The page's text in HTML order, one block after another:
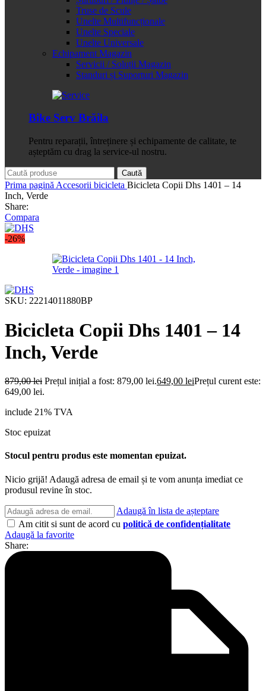
Truse de Scule
Unelte Multifuncționale
Unelte Speciale
Unelte Universale
Echipament Magazin
Servicii / Soluții Magazin
Standuri și Suporturi Magazin
Bike Serv Brăila
Pentru reparații, întreținere și echipamente de calitate, te
așteptăm cu drag la service-ul nostru.
Caută
Prima pagină Accesorii bicicleta Bicicleta Copii Dhs 1401 – 14
Inch, Verde
Share:
Compara
-26%
SKU: 22214011880BP
Bicicleta Copii Dhs 1401 – 14
Inch, Verde
879,00lei Prețul inițial a fost: 879,00 lei.649,00 leiPrețul curent este:
649,00 lei.
include 21% TVA
Stoc epuizat
Stocul pentru produs este momentan epuizat.
Nicio grijă! Adaugă adresa de email și te vom anunța imediat ce
produsul revine în stoc.
Adaugă în lista de așteptare
Am citit si sunt de acord cu politică de confidențialitate
Adaugă la favorite
Share: